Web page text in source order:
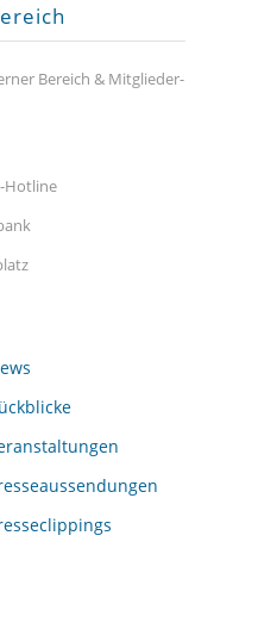
Bereich & Mitglieder-
Hotline